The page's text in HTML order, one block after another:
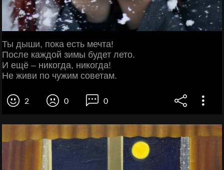
Ты дыши, пока есть мечта!
После каждой зимы будет лето.
И ещё – никогда, никогда!
Не живи по чужим советам.
2 0 0